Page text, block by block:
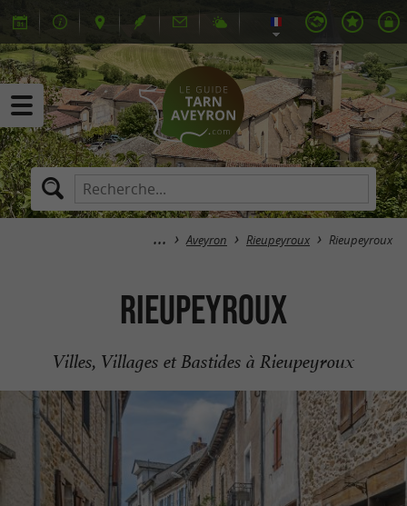
Aveyron Rieupeyroux Rieupeyroux
Rieupeyroux
Villes, Villages et Bastides à Rieupeyroux